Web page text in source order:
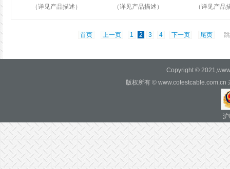
（详见产品描述）
（详见产品描述）
蔽系统开发设计的。 线
（详见产品
首页 上一页 1 2 3 4 下一页 尾页 跳
Copyright ©
版权所有 © www.cotestcable.com.cn